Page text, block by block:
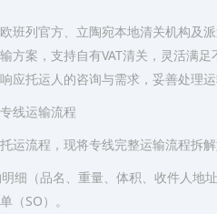
班列官方、立陶宛本地清关机构及
方案，支持自有VAT清关，灵活满
应托运人的咨询与需求，妥善处理运
线运输流程
运流程，现将专线完整运输流程拆
细（品名、重量、体积、收件人地
（SO）。